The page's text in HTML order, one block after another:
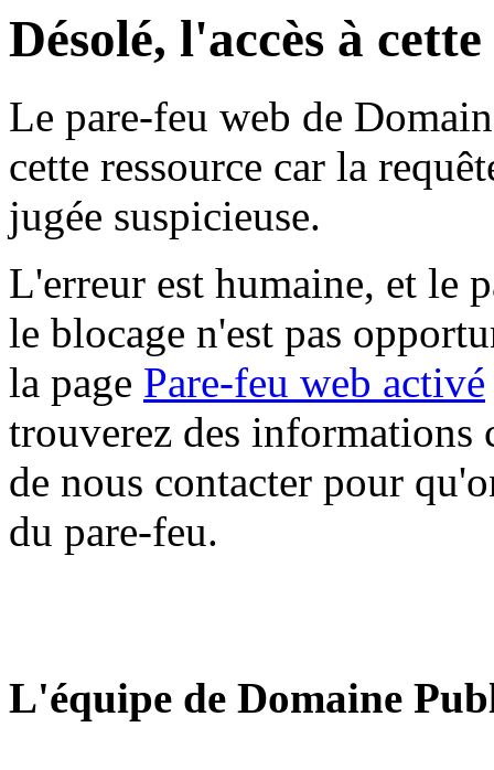
Désolé, l'accès à
Le pare-feu web de
cette ressource car la
jugée suspicieuse.
L'erreur est humaine, et le
le blocage n'est pas
la page Pare-feu web activé
trouverez des informations
de nous contacter pour
du pare-feu.
L'équipe de Domaine